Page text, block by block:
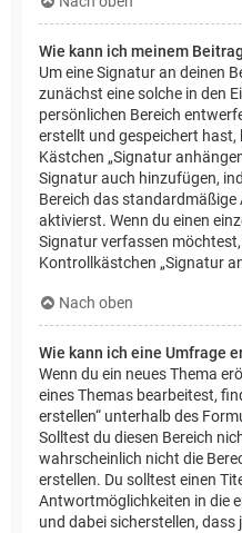
Wie kann ich meinem
Um eine Signatur an deinen
zunächst eine solche in den
persönlichen Bereich
erstellt und gespeichert
Kästchen „Signatur
Signatur auch hinzufügen,
Bereich das
aktivierst. Wenn du einen
Signatur verfassen
Kontrollkästchen „Signatur
Nach oben
Wie kann ich eine Umfrage
Wenn du ein neues Thema
eines Themas bearbeitest,
erstellen“ unterhalb des
Solltest du diesen Bereich
wahrscheinlich nicht die
erstellen. Du solltest einen
Antwortmöglichkeiten in die
und dabei sicherstellen,